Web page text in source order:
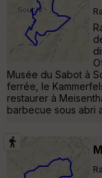
Musée du Sabot à
ferrée, le
restaurer à
barbecue sous abri